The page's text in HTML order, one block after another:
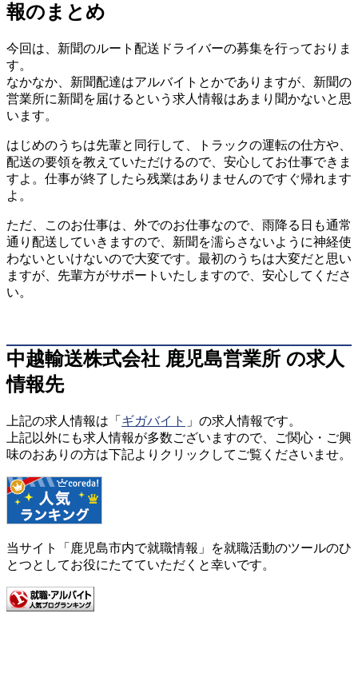
報のまとめ
今回は、新聞のルート配送ドライバーの募集を行っておりま
す。
なかなか、新聞配達はアルバイトとかでありますが、新聞の
営業所に新聞を届けるという求人情報はあまり聞かないと思
います。
はじめのうちは先輩と同行して、トラックの運転の仕方や、
配送の要領を教えていただけるので、安心してお仕事できま
すよ。仕事が終了したら残業はありませんのですぐ帰れます
よ。
ただ、このお仕事は、外でのお仕事なので、雨降る日も通常
通り配送していきますので、新聞を濡らさないように神経使
わないといけないので大変です。最初のうちは大変だと思い
ますが、先輩方がサポートいたしますので、安心してくださ
い。
中越輸送株式会社 鹿児島営業所 の求人
情報先
上記の求人情報は「 ギガバイト 」の求人情報です。
上記以外にも求人情報が多数ございますので、ご関心・ご興
味のおありの方は下記よりクリックしてご覧くださいませ。
当サイト「鹿児島市内で就職情報」を就職活動のツールのひ
とつとしてお役にたてていただくと幸いです。